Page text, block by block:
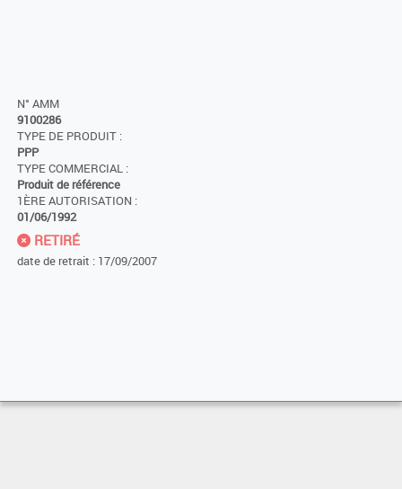
N° AMM
9100286
TYPE DE PRODUIT :
PPP
TYPE COMMERCIAL :
Produit de référence
1ÈRE AUTORISATION :
01/06/1992
RETIRÉ
date de retrait : 17/09/2007